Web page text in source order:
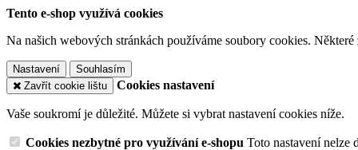
Tento e-shop využívá cookies
Na našich webových stránkách používáme soubory cookies.
Nastavení
Souhlasím
Zavřít cookie lištu
Cookies nastavení
Vaše soukromí je důležité. Můžete si vybrat nastavení cookies níže.
Cookies nezbytné pro využívání e-shopu Toto nastavení nelze